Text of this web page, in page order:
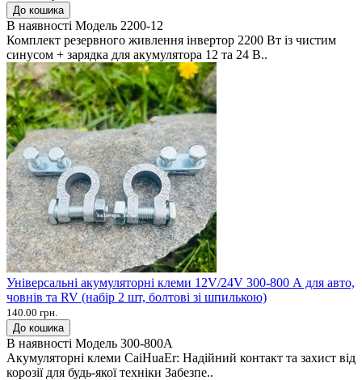
До кошика
В наявності Модель 2200-12
Комплект резервного живлення інвертор 2200 Вт із чистим
синусом + зарядка для акумулятора 12 та 24 В..
Універсальні акумуляторні клеми 12V/24V 300-800 А для авто,
човнів та RV (набір 2 шт, болтові зі шпилькою)
140.00 грн.
До кошика
В наявності Модель 300-800A
Акумуляторні клеми CaiHuaEr: Надійний контакт та захист від
корозії для будь-якої техніки Забезпе..